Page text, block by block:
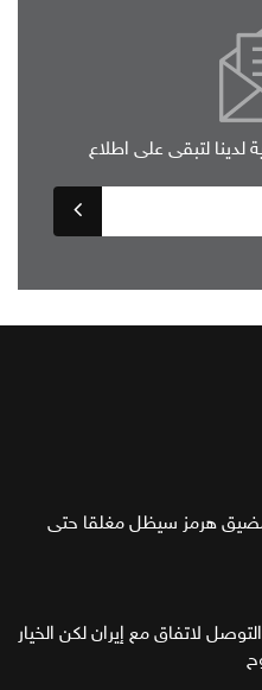
لدينا لتبقى على اطلاع
هرمز سيظل مغلقا حتى
لاتفاق مع إيران لكن الخيار